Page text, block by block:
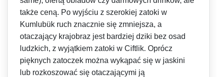
także ceną. Po wyjściu z szerokiej zatoki w
Kumlubük ruch znacznie się zmniejsza, a
otaczający krajobraz jest bardziej dziki bez osad
ludzkich, z wyjątkiem zatoki w Ciftlik. Oprócz
pięknych zatoczek można wykąpać się w jaskini
lub rozkoszować się otaczającymi ją